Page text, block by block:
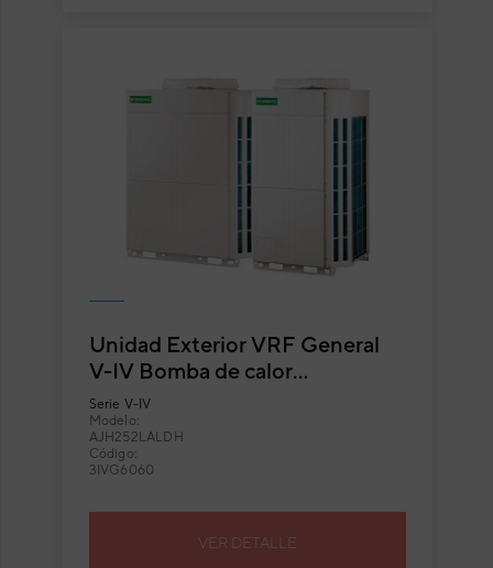
Unidad Exterior VRF General
V-IV Bomba de calor
AJH252LALDH
Serie V-IV
Modelo:
AJH252LALDH
Código:
3IVG6060
VER DETALLE